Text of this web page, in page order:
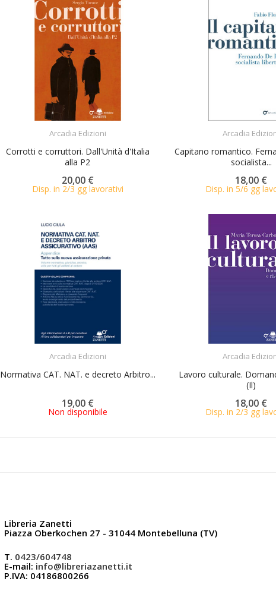
Arcadia Edizioni
Corrotti e corruttori. Dall'Unità d'Italia
alla P2
20,00 €
Disp. in 2/3 gg lavorativi
Arcadia
Capitano romantico.
socialista...
18,00 €
Disp. in 5/6 gg
Arcadia Edizioni
Normativa CAT. NAT. e decreto Arbitro...
19,00 €
Non disponibile
Arcadia
Lavoro culturale.
(Il)
18,00 €
Disp. in 2/3 gg
Libreria Zanetti
Piazza Oberkochen 27 - 31044 Montebelluna (TV)
T. 0423/604748
E-mail: info@libreriazanetti.it
P.IVA: 04186800266